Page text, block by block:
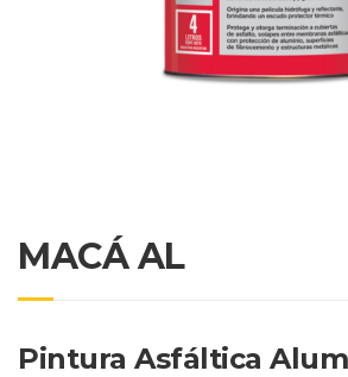
MACÁ AL
Pintura Asfáltica